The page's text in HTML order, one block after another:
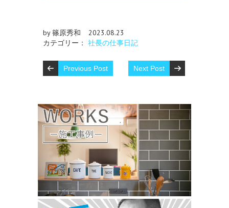
by 篠原秀和
2023.08.23
カテゴリー： 社長の仕事日記
Previous Post Next Post